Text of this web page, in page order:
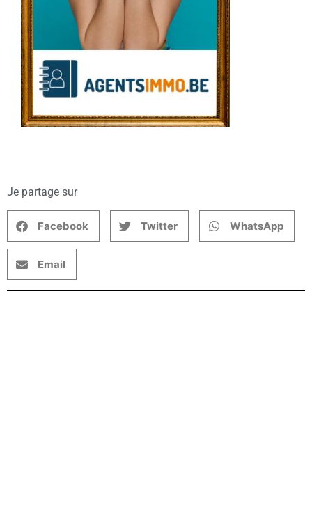
Je partage sur
Facebook Twitter WhatsApp
Email